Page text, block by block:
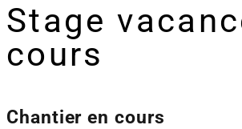
Stage
cours
Chantier en cours